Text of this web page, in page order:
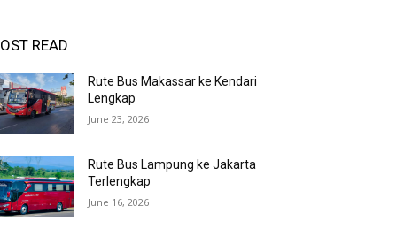
READ
Rute Bus Makassar ke Kendari
Lengkap
June 23, 2026
Rute Bus Lampung ke Jakarta
Terlengkap
June 16, 2026